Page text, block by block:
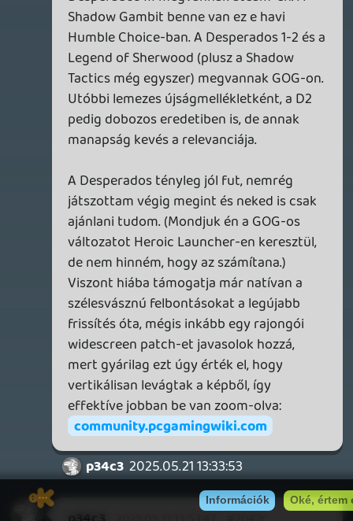
TESZT
2
MECCHA CHAMELEON BLOGTESZT
Necroman Mk2
Necroman Mk2
BACKLOG
20
Bountyy
YAKUZA 7 MIÉRT NEM JÁTSZOL VELE?